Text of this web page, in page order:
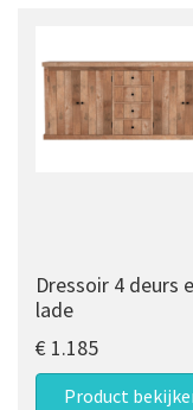
Dressoir 4 deurs
lade
€ 1.185
Product